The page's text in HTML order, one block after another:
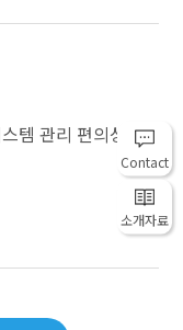
Contact
소개자료
템 관리 편의성